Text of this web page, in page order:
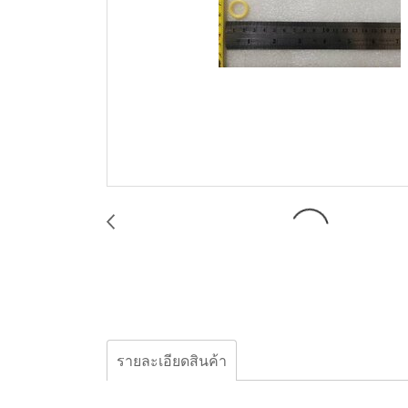
รายละเอียดสินค้า